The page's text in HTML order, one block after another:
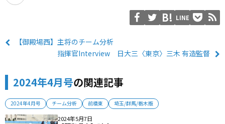
LINE
【御殿場西】主将のチーム分析
指揮官Interview 日大三〈東京〉三木 有造監督
2024年4月号の関連記事
2024年4月号 チーム分析 前橋東 埼玉/群馬/栃木版
2024年5月7日